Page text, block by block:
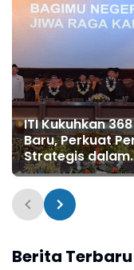
ITI Kukuhkan
Baru, Perkuat
Strategis dalam
Pembangunan
Berita Terbaru